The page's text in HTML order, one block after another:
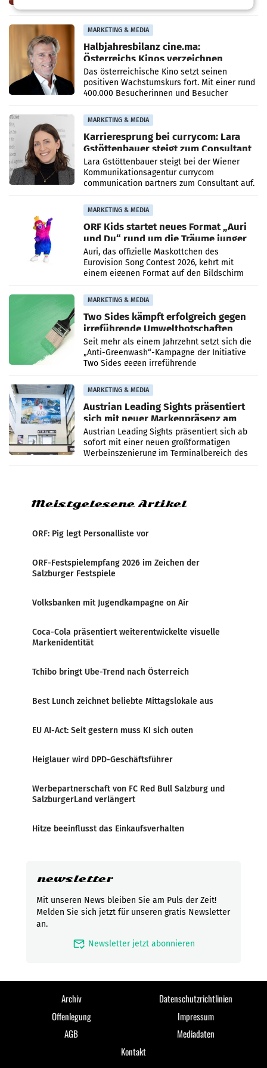
Bildungseinrichtung des WIFI Wien eine neue
MARKETING & MEDIA
Halbjahresbilanz cine.ma:
Österreichs Kinos verzeichnen
400.000 Besucher mehr
Das österreichische Kino setzt seinen
positiven Wachstumskurs fort. Mit einer rund
400.000 Besucherinnen und Besucher
höheren Nettoreichweite im ersten Halbjahr
2026 gegenüber dem
MARKETING & MEDIA
Karrieresprung bei currycom: Lara
Gstöttenbauer steigt zum Consultant
auf
Lara Gstöttenbauer steigt bei der Wiener
Kommunikationsagentur currycom
communication partners zum Consultant auf.
Die 27-jährige Beraterin betreut Kundinnen
und Kunden in den Bereichen
MARKETING & MEDIA
ORF Kids startet neues Format „Auri
und Du“ rund um die Träume junger
Menschen
Auri, das offizielle Maskottchen des
Eurovision Song Contest 2026, kehrt mit
einem eigenen Format auf den Bildschirm
zurück. In der neuen Sendung „Auri und Du“
bei ORF Kids steht
MARKETING & MEDIA
Two Sides kämpft erfolgreich gegen
irreführende Umweltbotschaften
beim Papiereinsatz
Seit mehr als einem Jahrzehnt setzt sich die
„Anti-Greenwash“-Kampagne der Initiative
Two Sides gegen irreführende
Umweltaussagen bei Papierkommunikation
und papierbasierten Verpackungen
MARKETING & MEDIA
Austrian Leading Sights präsentiert
sich mit neuer Markenpräsenz am
Flughafen Wien
Austrian Leading Sights präsentiert sich ab
sofort mit einer neuen großformatigen
Werbeinszenierung im Terminalbereich des
Flughafen Wien. Die Präsenz befindet sich im
Meistgelesene Artikel
ORF: Pig legt Personalliste vor
ORF-Festspielempfang 2026 im Zeichen der
Salzburger Festspiele
Volksbanken mit Jugendkampagne on Air
Coca-Cola präsentiert weiterentwickelte visuelle
Markenidentität
Tchibo bringt Ube-Trend nach Österreich
Best Lunch zeichnet beliebte Mittagslokale aus
EU AI-Act: Seit gestern muss KI sich outen
Heiglauer wird DPD-Geschäftsführer
Werbepartnerschaft von FC Red Bull Salzburg und
SalzburgerLand verlängert
Hitze beeinflusst das Einkaufsverhalten
newsletter
Mit unseren News bleiben Sie am Puls der Zeit!
Melden Sie sich jetzt für unseren gratis Newsletter
an.
mark_email_read Newsletter jetzt abonnieren
Archiv
Datenschutzrichtlinien
Offenlegung
Impressum
AGB
Mediadaten
Kontakt